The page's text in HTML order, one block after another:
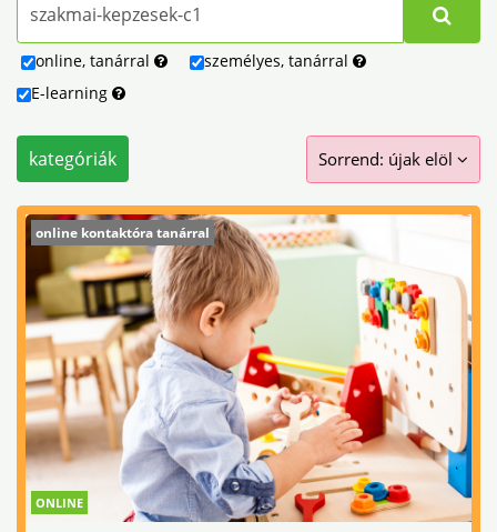
online, tanárral személyes, tanárral
E-learning
kategóriák Sorrend: újak elöl
ONLINE
online kontaktóra tanárral